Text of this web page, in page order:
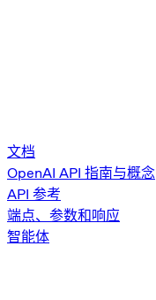
文档
OpenAI API 指南与概念
API 参考
端点、参数和响应
智能体